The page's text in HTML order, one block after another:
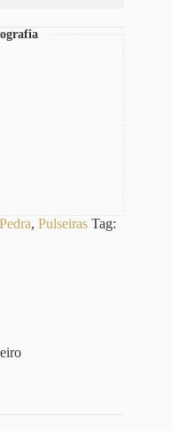
, Pulseiras Tag: